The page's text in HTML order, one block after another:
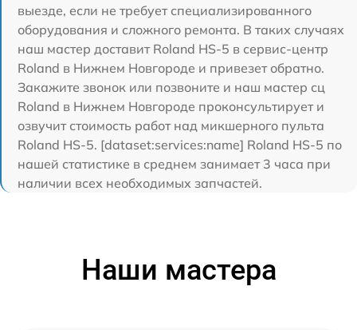
выезде, если не требует специализированного
оборудования и сложного ремонта. В таких случаях
наш мастер доставит Roland HS-5 в сервис-центр
Roland в Нижнем Новгороде и привезет обратно.
Закажите звонок или позвоните и наш мастер сц
Roland в Нижнем Новгороде проконсультирует и
озвучит стоимость работ над микшерного пульта
Roland HS-5. [dataset:services:name] Roland HS-5 по
нашей статистике в среднем занимает 3 часа при
наличии всех необходимых запчастей.
Наши мастера